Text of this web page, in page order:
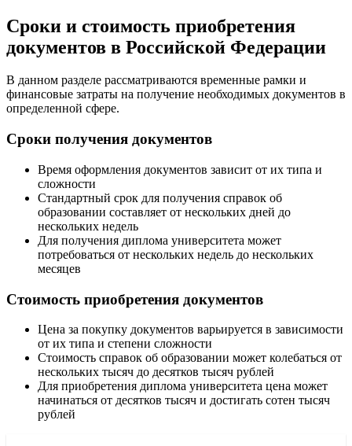
Сроки и стоимость приобретения
документов в Российской Федерации
В данном разделе рассматриваются временные рамки и
финансовые затраты на получение необходимых документов в
определенной сфере.
Сроки получения документов
Время оформления документов зависит от их типа и
сложности
Стандартный срок для получения справок об
образовании составляет от нескольких дней до
нескольких недель
Для получения диплома университета может
потребоваться от нескольких недель до нескольких
месяцев
Стоимость приобретения документов
Цена за покупку документов варьируется в зависимости
от их типа и степени сложности
Стоимость справок об образовании может колебаться от
нескольких тысяч до десятков тысяч рублей
Для приобретения диплома университета цена может
начинаться от десятков тысяч и достигать сотен тысяч
рублей